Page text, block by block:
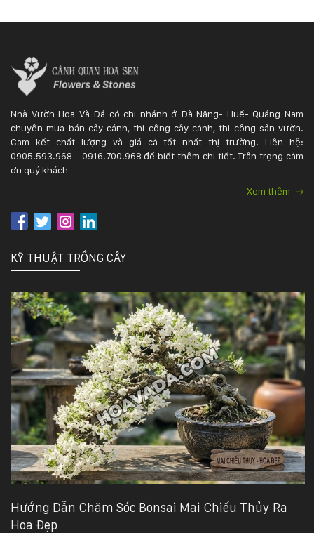
KỸ
TRỒNG
CÂY
ẢNH
LIÊN
Hotline
:
0931.914.968
hoasenvietdn@gmail.com
573
Nguyễn
Nhà Vườn Hoa Và Đá có chi nhánh ở Đà Nẵng- Huế- Quảng Nam
chuyên mua bán cây cảnh, thi công cây cảnh, thi công sân vườn.
Cam kết chất lượng và giá cả tốt nhất thị trường. Liên hệ:
0905.593.968 - 0916.700.968 để biết thêm chi tiết. Trân trọng cảm
ơn quý khách
Xem thêm
KỸ THUẬT TRỒNG CÂY
Hướng Dẫn Chăm Sóc Bonsai Mai Chiếu Thủy Ra
Hoa Đẹp